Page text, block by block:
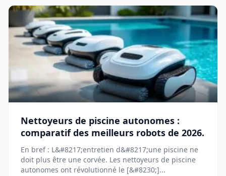
Nettoyeurs de piscine autonomes :
comparatif des meilleurs robots de 2026.
En bref : L&#8217;entretien d&#8217;une piscine ne
doit plus être une corvée. Les nettoyeurs de piscine
autonomes ont révolutionné le [&#8230;]...